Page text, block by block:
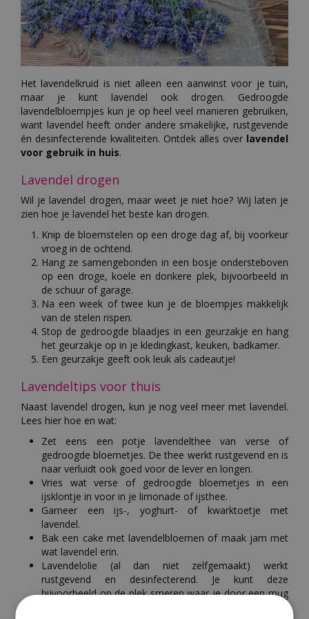
Het lavendelkruid is niet alleen een aanwinst voor je tuin,
maar je kunt lavendel ook drogen. Gedroogde
lavendelbloempjes kun je op heel veel manieren gebruiken,
want lavendel heeft onder andere smakelijke, rustgevende
én desinfecterende kwaliteiten. Ontdek alles over lavendel
voor gebruik in huis.
Lavendel drogen
Wil je lavendel drogen, maar weet je niet hoe? Wij laten je
zien hoe je lavendel het beste kan drogen.
Knip de bloemstelen op een droge dag af, bij voorkeur
vroeg in de ochtend.
Hang ze samengebonden in een bosje ondersteboven
op een droge, koele en donkere plek, bijvoorbeeld in
de schuur of garage.
Na een week of twee kun je de bloempjes makkelijk
van de stelen rispen.
Stop de gedroogde blaadjes in een geurzakje en hang
het geurzakje op in je kledingkast, keuken, badkamer.
Een geurzakje geeft ook leuk als cadeautje!
Lavendeltips voor thuis
Naast lavendel drogen, kun je nog veel meer met lavendel.
Lees hier hoe en wat:
Zet eens een potje lavendelthee van verse of
gedroogde bloemetjes. De thee werkt rustgevend en is
naar verluidt ook goed voor de lever en longen.
Vries wat verse of gedroogde bloemetjes in een
ijsklontje in voor in je limonade of ijsthee.
Garneer een ijs-, yoghurt- of kwarktoetje met
lavendel.
Bak een cake met lavendelbloemen of maak jam met
wat lavendel erin.
Lavendelolie (al dan niet zelfgemaakt) werkt
rustgevend en desinfecterend. Je kunt deze
bijvoorbeeld op de plek smeren waar je door een mug